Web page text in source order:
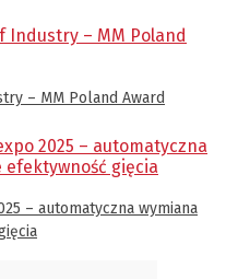
Regulamin Konkursu BEST of Industry – MM Poland Award
– automatyczna wymiana